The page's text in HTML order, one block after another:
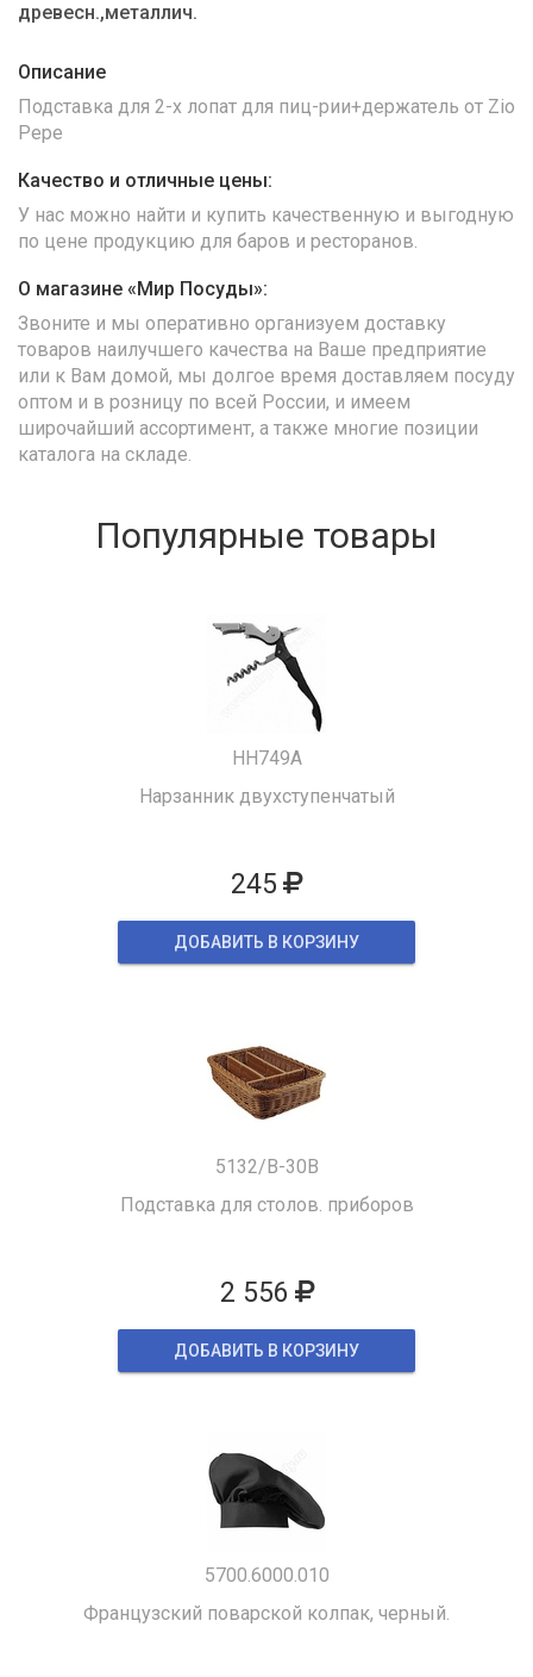
древесн.,металлич.
Описание
Подставка для 2-х лопат для пиц-рии+держатель от Zio
Pepe
Качество и отличные цены:
У нас можно найти и купить качественную и выгодную
по цене продукцию для баров и ресторанов.
О магазине «Мир Посуды»:
Звоните и мы оперативно организуем доставку
товаров наилучшего качества на Ваше предприятие
или к Вам домой, мы долгое время доставляем посуду
оптом и в розницу по всей России, и имеем
широчайший ассортимент, а также многие позиции
каталога на складе.
Популярные товары
HH749A
Нарзанник двухступенчатый
245
ДОБАВИТЬ В КОРЗИНУ
5132/B-30B
Подставка для столов. приборов
2 556
ДОБАВИТЬ В КОРЗИНУ
5700.6000.010
Французский поварской колпак, черный.